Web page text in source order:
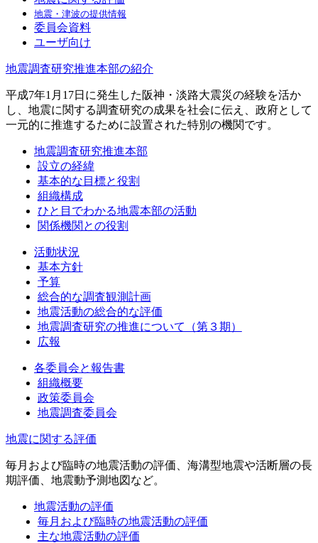
地震・津波の提供情報
委員会資料
ユーザ向け
地震調査研究推進本部の紹介
平成7年1月17日に発生した阪神・淡路大震災の経験を活か
し、地震に関する調査研究の成果を社会に伝え、政府として
一元的に推進するために設置された特別の機関です。
地震調査研究推進本部
設立の経緯
基本的な目標と役割
組織構成
ひと目でわかる地震本部の活動
関係機関との役割
活動状況
基本方針
予算
総合的な調査観測計画
地震活動の総合的な評価
地震調査研究の推進について（第３期）
広報
各委員会と報告書
組織概要
政策委員会
地震調査委員会
地震に関する評価
毎月および臨時の地震活動の評価、海溝型地震や活断層の長
期評価、地震動予測地図など。
地震活動の評価
毎月および臨時の地震活動の評価
主な地震活動の評価